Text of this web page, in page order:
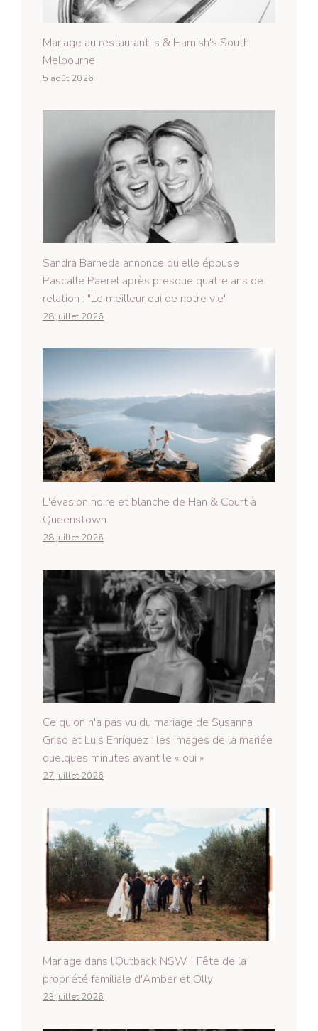
Mariage au restaurant Is & Hamish's South
Melbourne
5 août 2026
Sandra Barneda annonce qu'elle épouse
Pascalle Paerel après presque quatre ans de
relation : "Le meilleur oui de notre vie"
28 juillet 2026
L'évasion noire et blanche de Han & Court à
Queenstown
28 juillet 2026
Ce qu'on n'a pas vu du mariage de Susanna
Griso et Luis Enríquez : les images de la mariée
quelques minutes avant le « oui »
27 juillet 2026
Mariage dans l'Outback NSW | Fête de la
propriété familiale d'Amber et Olly
23 juillet 2026